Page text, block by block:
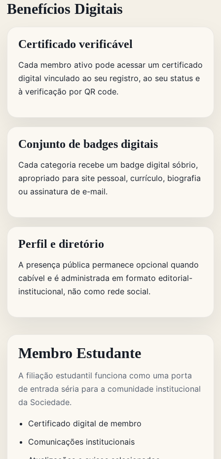
Benefícios Digitais
Certificado verificável
Cada membro ativo pode acessar um certificado
digital vinculado ao seu registro, ao seu status e
à verificação por QR code.
Conjunto de badges digitais
Cada categoria recebe um badge digital sóbrio,
apropriado para site pessoal, currículo, biografia
ou assinatura de e-mail.
Perfil e diretório
A presença pública permanece opcional quando
cabível e é administrada em formato editorial-
institucional, não como rede social.
Membro Estudante
A filiação estudantil funciona como uma porta
de entrada séria para a comunidade institucional
da Sociedade.
Certificado digital de membro
Comunicações institucionais